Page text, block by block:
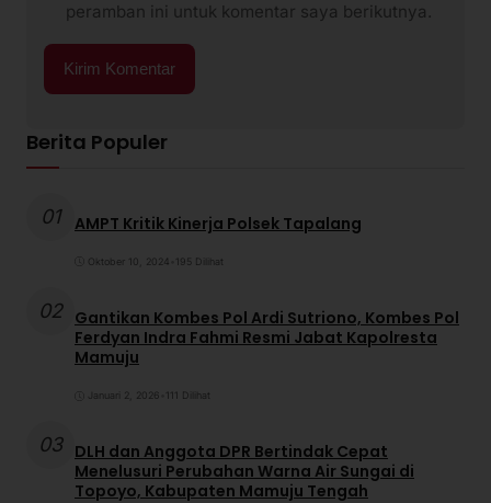
peramban ini untuk komentar saya berikutnya.
Berita Populer
01 AMPT Kritik Kinerja Polsek Tapalang
Oktober 10, 2024 195 Dilihat
02 Gantikan Kombes Pol Ardi Sutriono, Kombes Pol
Ferdyan Indra Fahmi Resmi Jabat Kapolresta
Mamuju
Januari 2, 2026 111 Dilihat
03 DLH dan Anggota DPR Bertindak Cepat
Menelusuri Perubahan Warna Air Sungai di
Topoyo, Kabupaten Mamuju Tengah